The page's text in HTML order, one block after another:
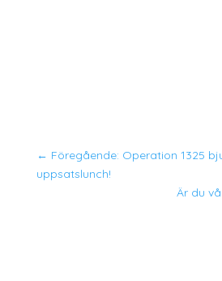
← Föregående: Operation 1325
uppsatslunch!
Är du